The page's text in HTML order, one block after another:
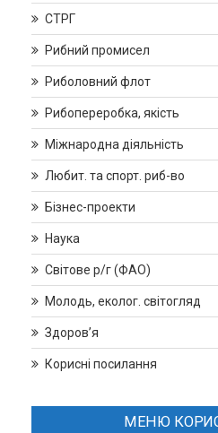
СТРГ
Рибний промисел
Риболовний флот
Рибопереробка, якість
Міжнародна діяльність
Любит. та спорт. риб-во
Бізнес-проекти
Наука
Світове р/г (ФАО)
Молодь, еколог. світогляд
Здоров’я
Корисні посилання
МЕНЮ